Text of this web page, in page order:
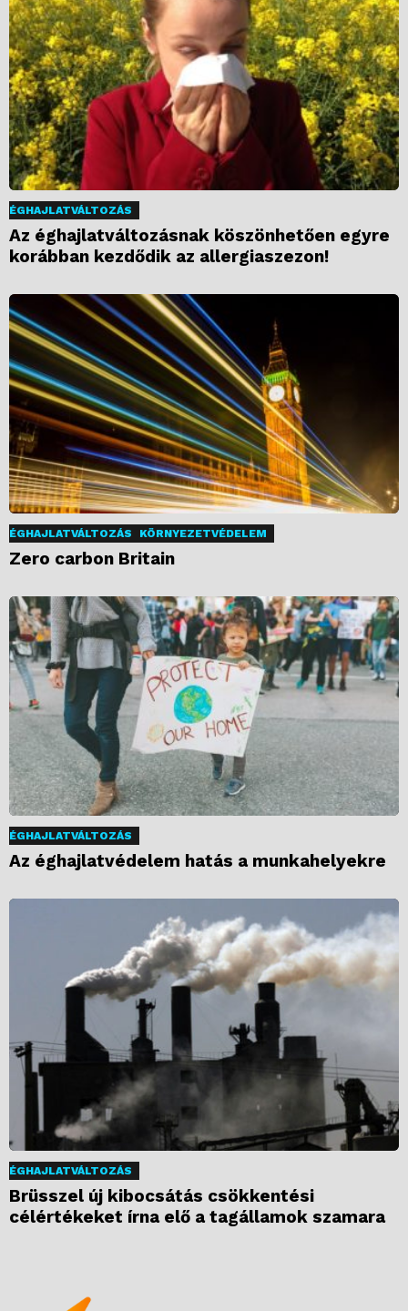
ÉGHAJLATVÁLTOZÁS
Az éghajlatváltozásnak köszönhetően egyre
korábban kezdődik az allergiaszezon!
ÉGHAJLATVÁLTOZÁS KÖRNYEZETVÉDELEM
Zero carbon Britain
ÉGHAJLATVÁLTOZÁS
Az éghajlatvédelem hatás a munkahelyekre
ÉGHAJLATVÁLTOZÁS
Brüsszel új kibocsátás csökkentési
célértékeket írna elő a tagállamok szamara